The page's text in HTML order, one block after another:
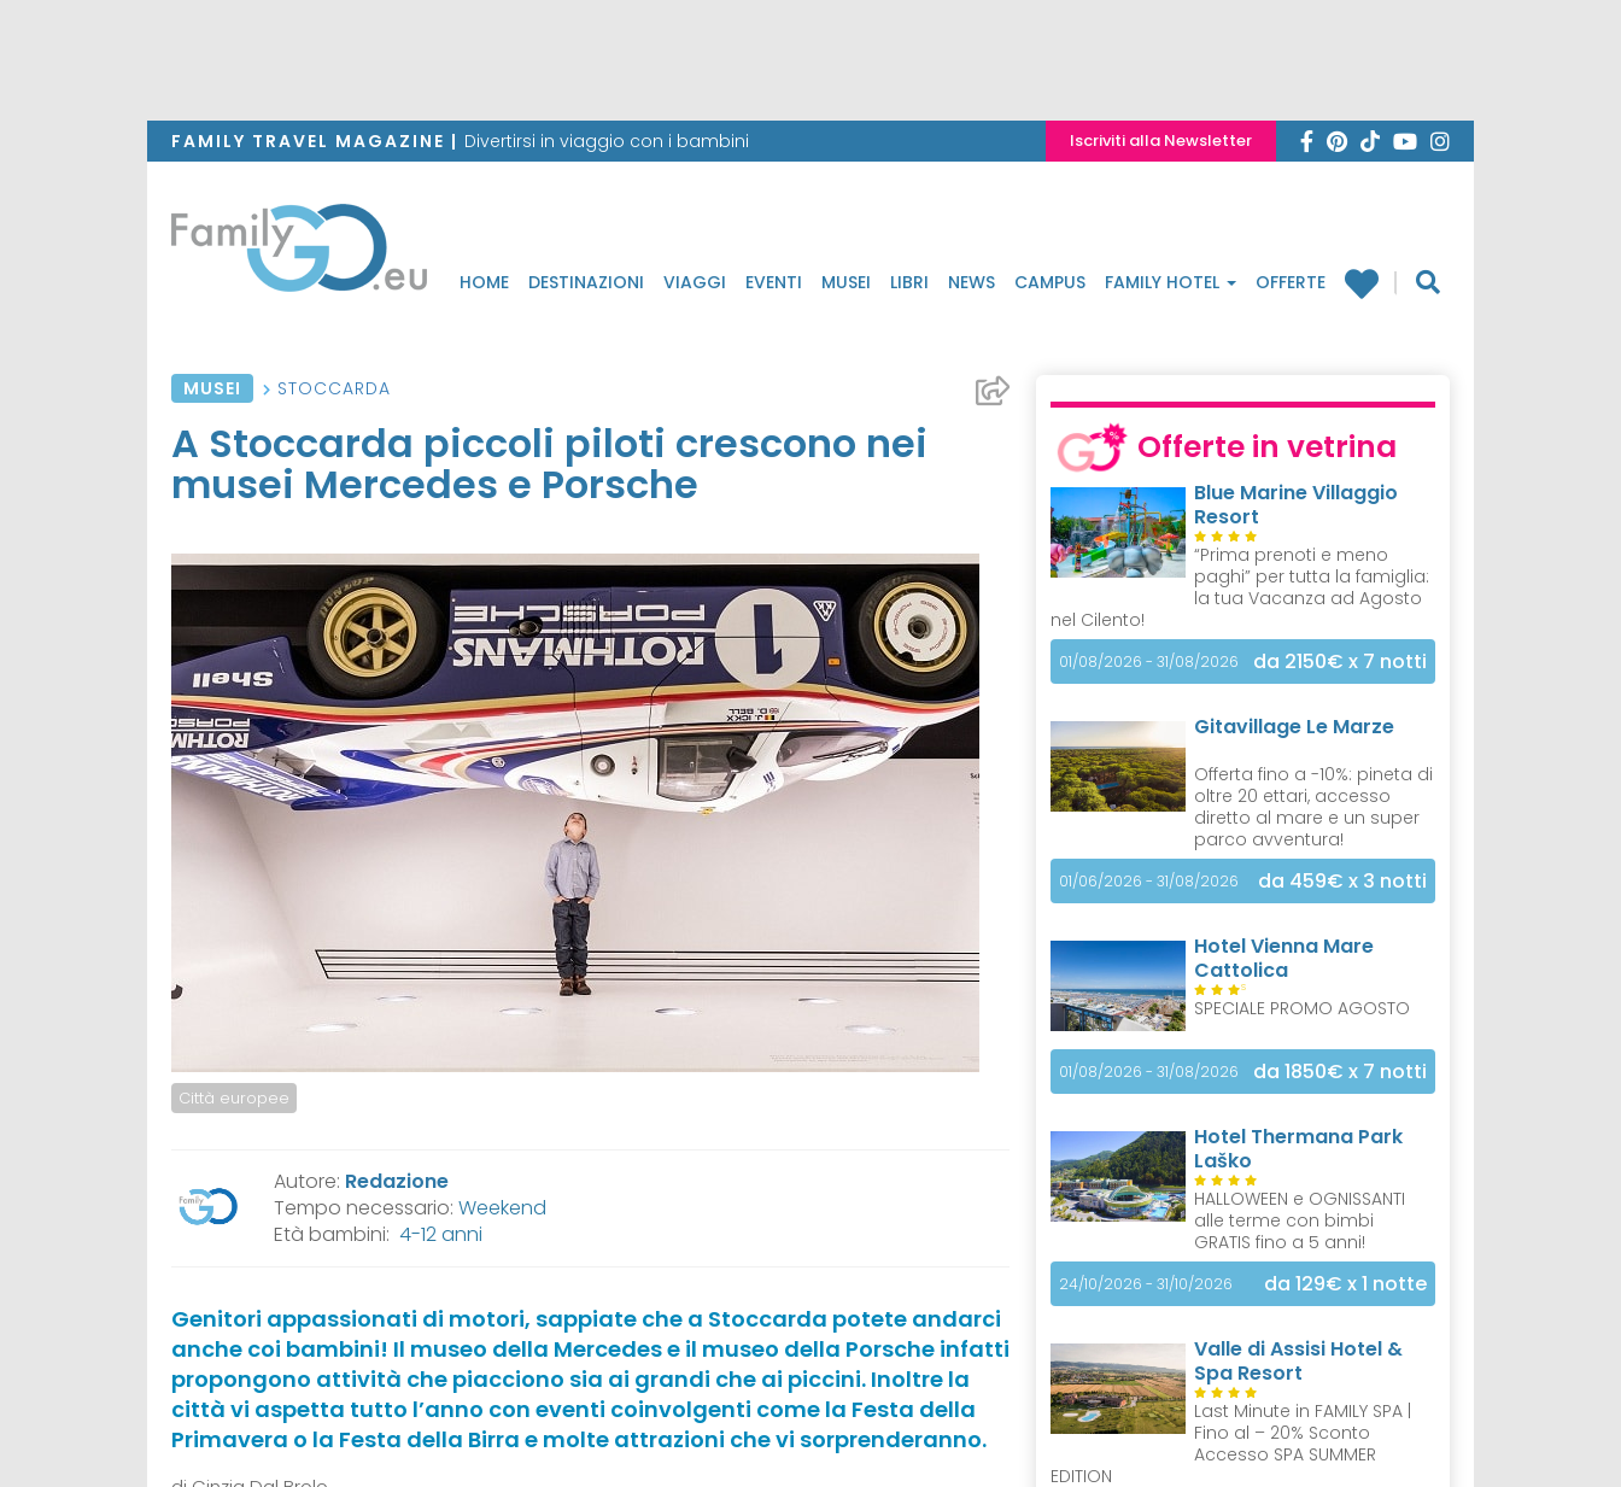
FAMILY TRAVEL MAGAZINE | Divertirsi in viaggio con i bambini Iscriviti alla Newsletter
HOME DESTINAZIONI VIAGGI EVENTI MUSEI LIBRI NEWS CAMPUS FAMILY HOTEL OFFERTE
MUSEI STOCCARDA
A Stoccarda piccoli piloti crescono nei
musei Mercedes e Porsche
Città europee
Autore: Redazione
Tempo necessario: Weekend
Età bambini: 4-12 anni
Genitori appassionati di motori, sappiate che a Stoccarda potete andarci
anche coi bambini! Il museo della Mercedes e il museo della Porsche infatti
propongono attività che piacciono sia ai grandi che ai piccini. Inoltre la
città vi aspetta tutto l’anno con eventi coinvolgenti come la Festa della
Primavera o la Festa della Birra e molte attrazioni che vi sorprenderanno.
Offerte in vetrina
Blue Marine Villaggio
Resort
“Prima prenoti e meno
paghi” per tutta la famiglia:
la tua Vacanza ad Agosto
nel Cilento!
01/08/2026 - 31/08/2026 da 2150€ x 7 notti
Gitavillage Le Marze
Offerta fino a -10%: pineta di
oltre 20 ettari, accesso
diretto al mare e un super
parco avventura!
01/06/2026 - 31/08/2026 da 459€ x 3 notti
Hotel Vienna Mare
Cattolica
S
SPECIALE PROMO AGOSTO
01/08/2026 - 31/08/2026 da 1850€ x 7 notti
Hotel Thermana Park
Laško
HALLOWEEN e OGNISSANTI
alle terme con bimbi
GRATIS fino a 5 anni!
24/10/2026 - 31/10/2026 da 129€ x 1 notte
Valle di Assisi Hotel &
Spa Resort
Last Minute in FAMILY SPA |
Fino al – 20% Sconto
Accesso SPA SUMMER
EDITION